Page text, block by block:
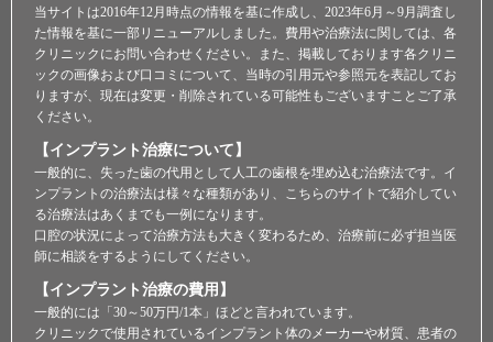
当サイトは2016年12月時点の情報を基に作成し、2023年6月～9月調査し
た情報を基に一部リニューアルしました。費用や治療法に関しては、各
クリニックにお問い合わせください。また、掲載しております各クリニ
ックの画像および口コミについて、当時の引用元や参照元を表記してお
りますが、現在は変更・削除されている可能性もございますことご了承
ください。
【インプラント治療について】
一般的に、失った歯の代用として人工の歯根を埋め込む治療法です。イ
ンプラントの治療法は様々な種類があり、こちらのサイトで紹介してい
る治療法はあくまでも一例になります。
口腔の状況によって治療方法も大きく変わるため、治療前に必ず担当医
師に相談をするようにしてください。
【インプラント治療の費用】
一般的には「30～50万円/1本」ほどと言われています。
クリニックで使用されているインプラント体のメーカーや材質、患者の